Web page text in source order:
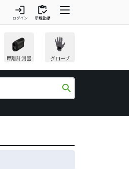
login
ログイン
inventory
新規登録
距離計測器 グローブ
search